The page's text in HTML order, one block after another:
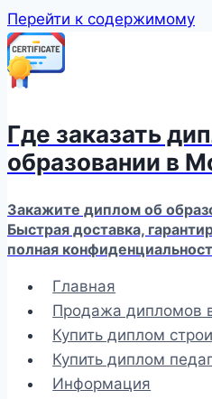
Перейти к содержимому
Где заказать
образовании в
Закажите диплом об
Быстрая доставка,
полная
Главная
Продажа дипломов
Купить диплом
Купить диплом
Информация